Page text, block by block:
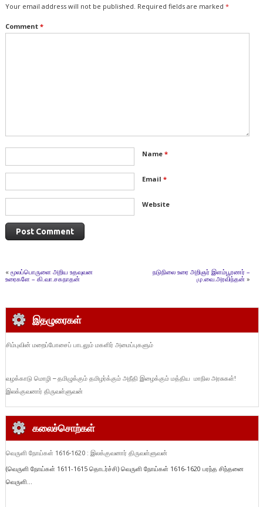
Your email address will not be published. Required fields are marked *
Comment *
Name *
Email *
Website
« மூலப்பொருளை அறிய உதவுவன
உரைகளே – கி.வா.சகநாதன்
நடுநிலை உரை அறிஞர் இளம்பூரணர் –
மு.வை.அரவிந்தன் »
இதழுரைகள்
சிம்புவின் மறைப்போசைப் பாடலும் மகளிர் அமைப்புகளும்
வழக்காடு மொழி – தமிழுக்கும் தமிழர்க்கும் அநீதி இழைக்கும் மத்திய மாநில அரசுகள்!
இலக்குவனார் திருவள்ளுவன்
கலைச்சொற்கள்
வெருளி நோய்கள் 1616-1620 : இலக்குவனார் திருவள்ளுவன்
(வெருளி நோய்கள் 1611-1615 தொடர்ச்சி) வெருளி நோய்கள் 1616-1620 பரந்த சிந்தனை
வெருளி...